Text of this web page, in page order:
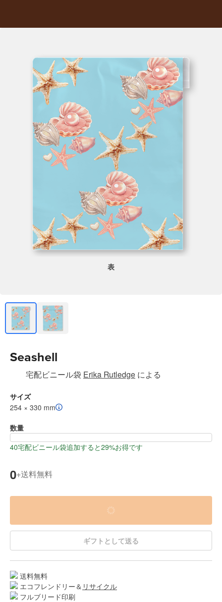
表
Seashell
宅配ビニール袋 Erika Rutledge による
サイズ
254 × 330 mm
数量
40宅配ビニール袋追加すると29%お得です
0+送料無料
ギフトとして送る
送料無料
エコフレンドリー＆ リサイクル
フルブリード印刷